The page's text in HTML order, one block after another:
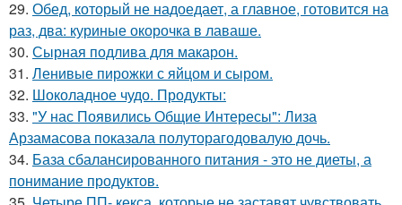
29. Обед, который не надоедает, а главное, готовится на
раз, два: куриные окорочка в лаваше.
30. Сырная подлива для макарон.
31. Ленивые пирожки с яйцом и сыром.
32. Шоколадное чудо. Продукты:
33. "У нас Появились Общие Интересы": Лиза
Арзамасова показала полуторагодовалую дочь.
34. База сбалансированного питания - это не диеты, а
понимание продуктов.